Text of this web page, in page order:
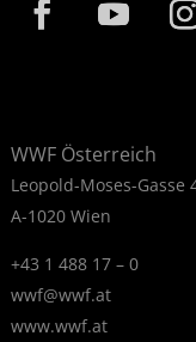
WWF Österreich
Leopold-Moses-Gasse
A-1020 Wien
+43 1 488 17 – 0
wwf@wwf.at
www.wwf.at
Zustimmen